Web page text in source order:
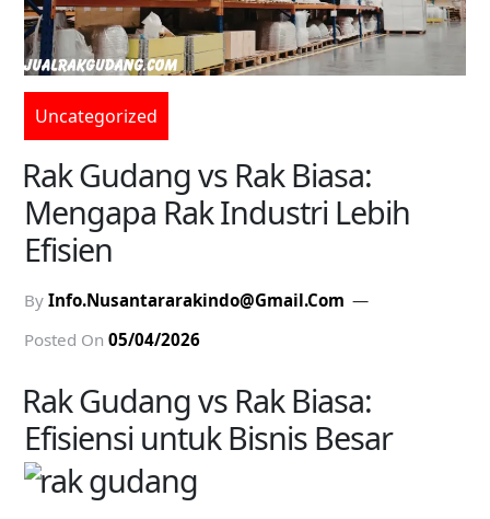
Uncategorized
Rak Gudang vs Rak Biasa:
Mengapa Rak Industri Lebih
Efisien
By Info.nusantararakindo@gmail.com
Posted On 05/04/2026
Rak Gudang vs Rak Biasa:
Efisiensi untuk Bisnis Besar